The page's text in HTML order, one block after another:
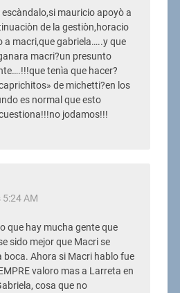
mauricio apoyò a
de la gestiòn,horacio
a macri,que gabriela…..y que
macri?un presunto
tenìa que hacer?
de michetti?en los
es normal que esto
jodamos!!!
AM
que hay mucha gente que
sido mejor que Macri se
boca. Ahora si Macri hablo fue
valoro mas a Larreta en
cosa que no